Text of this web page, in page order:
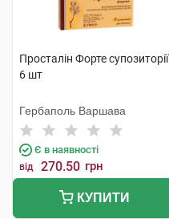
Просталін Форте супозиторії
6 шт
Гербаполь Варшава
Є в наявності
від 270.50 грн
КУПИТИ